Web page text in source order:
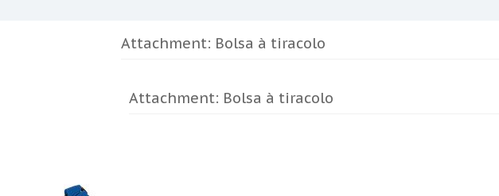
Attachment: Bolsa à tiracolo
Attachment: Bolsa à tiracolo